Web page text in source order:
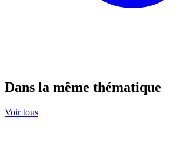
Dans la même thématique
Voir tous